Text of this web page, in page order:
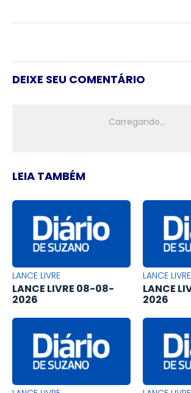
DEIXE SEU COMENTÁRIO
LEIA TAMBÉM
LANCE LIVRE
LANCE LIVRE 08-08-
2026
LANCE LIVRE
LANCE
2026